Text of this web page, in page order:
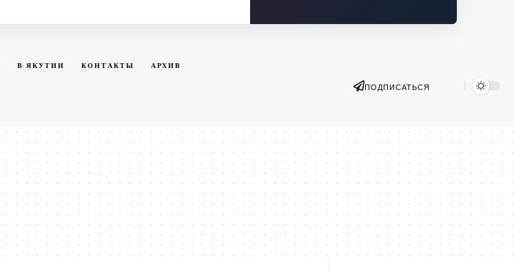
В ЯКУТИИ КОНТАКТЫ АРХИВ
ПОДПИСАТЬСЯ